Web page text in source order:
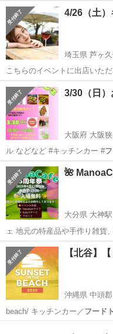
トラック🚚でお食事を購…
千葉 千葉市 千葉みな
ハワイアン
4/26（土）
埼玉県 芦ヶ
こちらのイベントに出店いただ
埼玉 秩父郡 芦ヶ久保
3/30（日）
大阪府 大阪
ル などなど #キッチンカー #
ー出…
大阪 大阪狭山市 大
🌺
大分県 大神駅
ェ 地元の特産品や手作り雑貨、
催されます。お…
大分 速見郡 大神駅
【北谷】
沖縄県 中頭郡
beach/ キッチンカー／ フード